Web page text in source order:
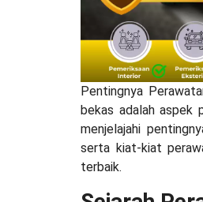
Pentingnya
bekas adalah aspek
menjelajahi
serta kiat-kiat
terbaik.